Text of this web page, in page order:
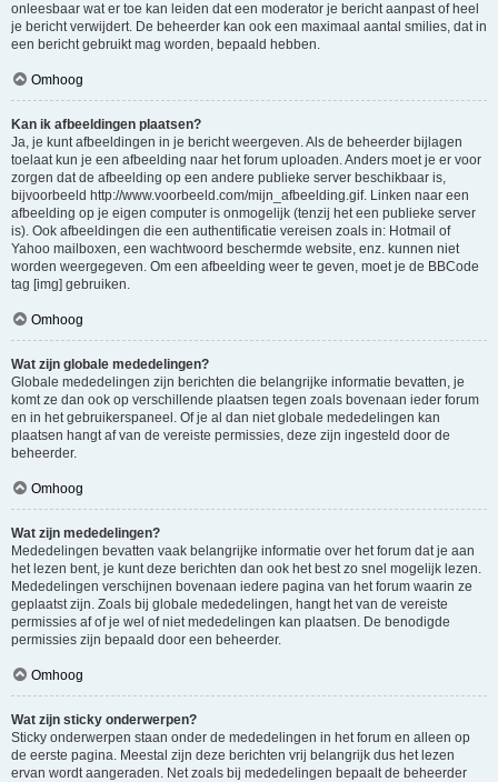
onleesbaar wat er toe kan leiden dat een moderator je bericht aanpast of heel
je bericht verwijdert. De beheerder kan ook een maximaal aantal smilies, dat in
een bericht gebruikt mag worden, bepaald hebben.
Omhoog
Kan ik afbeeldingen plaatsen?
Ja, je kunt afbeeldingen in je bericht weergeven. Als de beheerder bijlagen
toelaat kun je een afbeelding naar het forum uploaden. Anders moet je er voor
zorgen dat de afbeelding op een andere publieke server beschikbaar is,
bijvoorbeeld http://www.voorbeeld.com/mijn_afbeelding.gif. Linken naar een
afbeelding op je eigen computer is onmogelijk (tenzij het een publieke server
is). Ook afbeeldingen die een authentificatie vereisen zoals in: Hotmail of
Yahoo mailboxen, een wachtwoord beschermde website, enz. kunnen niet
worden weergegeven. Om een afbeelding weer te geven, moet je de BBCode
tag [img] gebruiken.
Omhoog
Wat zijn globale mededelingen?
Globale mededelingen zijn berichten die belangrijke informatie bevatten, je
komt ze dan ook op verschillende plaatsen tegen zoals bovenaan ieder forum
en in het gebruikerspaneel. Of je al dan niet globale mededelingen kan
plaatsen hangt af van de vereiste permissies, deze zijn ingesteld door de
beheerder.
Omhoog
Wat zijn mededelingen?
Mededelingen bevatten vaak belangrijke informatie over het forum dat je aan
het lezen bent, je kunt deze berichten dan ook het best zo snel mogelijk lezen.
Mededelingen verschijnen bovenaan iedere pagina van het forum waarin ze
geplaatst zijn. Zoals bij globale mededelingen, hangt het van de vereiste
permissies af of je wel of niet mededelingen kan plaatsen. De benodigde
permissies zijn bepaald door een beheerder.
Omhoog
Wat zijn sticky onderwerpen?
Sticky onderwerpen staan onder de mededelingen in het forum en alleen op
de eerste pagina. Meestal zijn deze berichten vrij belangrijk dus het lezen
ervan wordt aangeraden. Net zoals bij mededelingen bepaalt de beheerder